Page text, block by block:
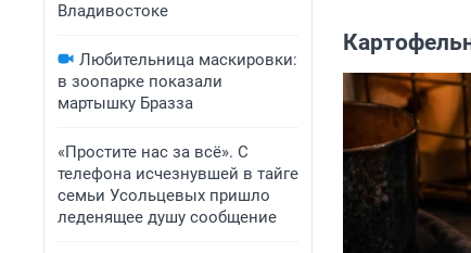
Владивостоке
Любительница маскировки:
в зоопарке показали
мартышку Бразза
«Простите нас за всё». С
телефона исчезнувшей в тайге
семьи Усольцевых пришло
леденящее душу сообщение